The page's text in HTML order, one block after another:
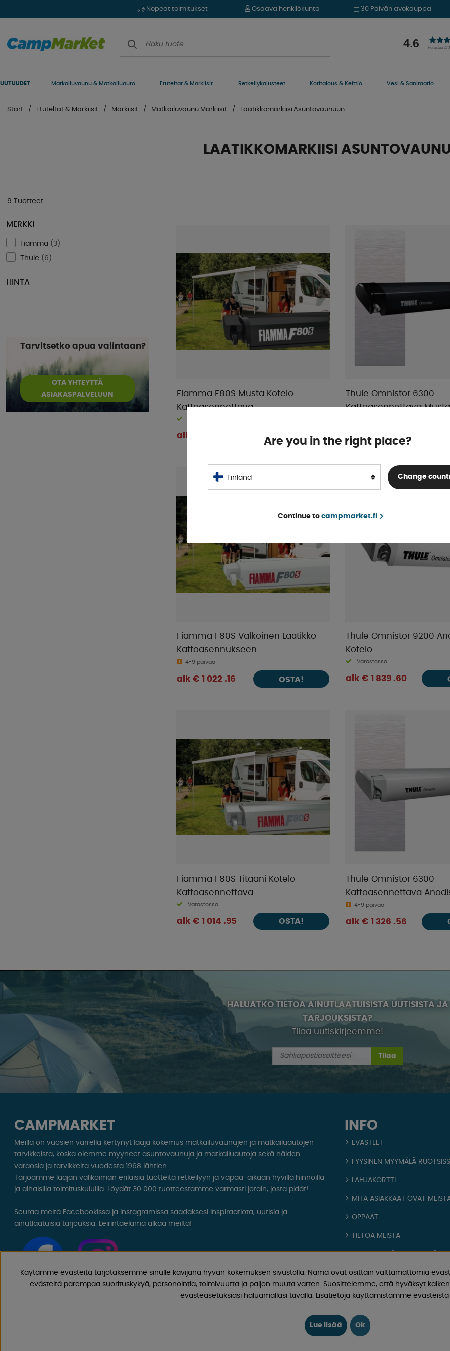
Nopeat toimitukset Osaava henkilökunta 30 Päivän avokauppa
4.6 Perustuu
UUTUUDET Matkailuvaunu & Matkailuauto Etuteltat & Markiisit Retkeilykalusteet Kotitalous & Keittiö Vesi & Sanitaatio
Start Etuteltat & Markiisit Markiisit Matkailuvaunu Markiisit Laatikkomarkiisi Asuntovaunuun
LAATIKKOMARKIISI
9 Tuotteet
MERKKI
Fiamma ( 3)
Thule ( 6 )
HINTA
Tarvitsetko apua valintaan?
OTA YHTEYTTÄ
ASIAKASPALVELUUN
Fiamma F80S Musta Kotelo
Kattoasennettava
alk € 1 001 .72
Thule Omnistor 6300
Kattoasennettava
alk € 1 077 .29
Fiamma F80S Valkoinen Laatikko
Kattoasennukseen
4-9 päivää
alk € 1 022 .16 OSTA!
Thule Omnistor 9200
Kotelo
Varastossa
alk € 1 839 .60
Fiamma F80S Titaani Kotelo
Kattoasennettava
Varastossa
alk € 1 014 .95 OSTA!
Thule Omnistor 6300
Kattoasennettava
4-9 päivää
alk € 1 326 .56
Are you in the right place?
Finland Change
Continue to campmarket.fi
HALUATKO TIETOA AINUTLAATUISISTA UUTISISTA JA
TARJOUKSISTA?
Tilaa uutiskirjeemme!
Tilaa
INFO
EVÄSTEET
FYYSINEN MYYMÄLÄ
LAHJAKORTTI
MITÄ ASIAKKAAT OVAT
OPPAAT
TIETOA MEISTÄ
FAQ - YLEISIÄ KYSYMYKSIÄ
OSTOEHDOT
Kirjaudu sisään
CAMPMARKET
Meillä on vuosien varrella kertynyt laaja kokemus matkailuvaunujen ja matkailuautojen
tarvikkeista, koska olemme myyneet asuntovaunuja ja matkailuautoja sekä näiden
varaosia ja tarvikkeita vuodesta 1968 lähtien.
Tarjoamme laajan valikoiman erilaisia ​​tuotteita retkeilyyn ja vapaa-aikaan hyvillä hinnoilla
ja alhaisilla toimituskuluilla. Löydät 30 000 tuotteestamme varmasti jotain, josta pidät!
Seuraa meitä Facebookissa ja Instagramissa saadaksesi inspiraatiota, uutisia ja
ainutlaatuisia tarjouksia. Leirintäelämä alkaa meiltä!
Käytämme evästeitä tarjotaksemme sinulle kävijänä hyvän kokemuksen sivustolla. Nämä ovat osittain välttämättömiä
evästeitä parempaa suorituskykyä, personointia, toimivuutta ja paljon muuta varten. Suosittelemme, että hyväksyt
evästeasetuksiasi haluamallasi tavalla. Lisätietoja käyttämistämme
Lue lisää Ok